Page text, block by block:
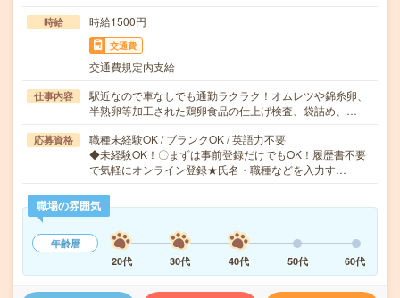
時給 時給1500円
交通費
交通費規定内支給
仕事内容
駅近なので車なしでも通勤ラクラク！オムレツや錦糸卵、
半熟卵等加工された鶏卵食品の仕上げ検査、袋詰め、…
応募資格
職種未経験OK / ブランクOK / 英語力不要
◆未経験OK！〇まずは事前登録だけでもOK！履歴書不要
で気軽にオンライン登録★氏名・職種などを入力す…
職場の雰囲気
年齢層
20代
30代 40代 50代 60代